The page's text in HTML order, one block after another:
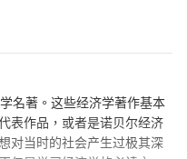
名著。这些经济学著作基本
表作品，或者是诺贝尔经济
对当时的社会产生过极其深